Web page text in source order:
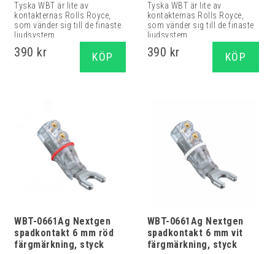
Tyska WBT är lite av
kontakternas Rolls Royce,
som vänder sig till de finaste
ljudsystem...
390 kr KÖP
Tyska WBT är lite av
kontakternas Rolls Royce,
som vänder sig till de finaste
ljudsystem...
390 kr KÖP
WBT-0661Ag Nextgen
spadkontakt 6 mm röd
färgmärkning, styck
WBT-0661Ag Nextgen
spadkontakt 6 mm vit
färgmärkning, styck